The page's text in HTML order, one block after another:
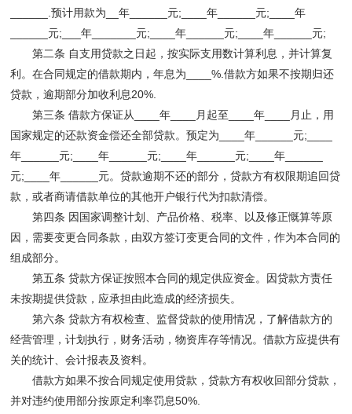
______.预计用款为__年______元;____年______元;____年
______元;___年_______元;____年______元;____年______元;
第二条 自支用贷款之日起，按实际支用数计算利息，并计算复
利。在合同规定的借款期内，年息为____%.借款方如果不按期归还
贷款，逾期部分加收利息20%.
第三条 借款方保证从____年____月起至____年____月止，用
国家规定的还款资金偿还全部贷款。预定为____年______元;____
年______元;____年______元;____年______元;____年______
元;____年______元。贷款逾期不还的部分，贷款方有权限期追回贷
款，或者商请借款单位的其他开户银行代为扣款清偿。
第四条 因国家调整计划、产品价格、税率、以及修正慨算等原
因，需要变更合同条款，由双方签订变更合同的文件，作为本合同的
组成部分。
第五条 贷款方保证按照本合同的规定供应资金。因贷款方责任
未按期提供贷款，应承担由此造成的经济损失。
第六条 贷款方有权检查、监督贷款的使用情况，了解借款方的
经营管理，计划执行，财务活动，物资库存等情况。借款方应提供有
关的统计、会计报表及资料。
借款方如果不按合同规定使用贷款，贷款方有权收回部分贷款，
并对违约使用部分按原定利率罚息50%.